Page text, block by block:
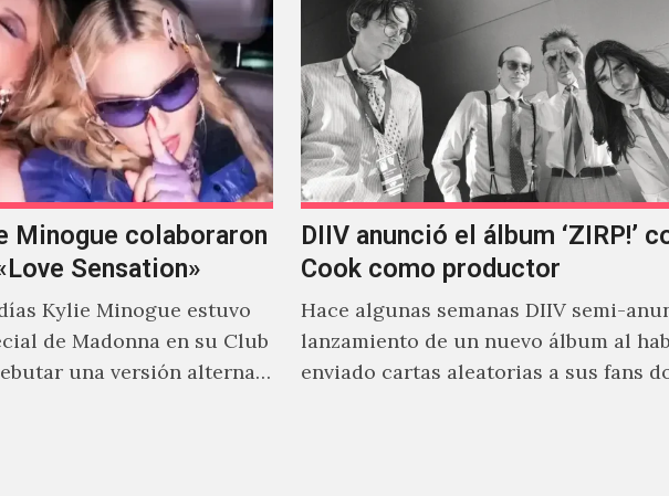
Minogue colaboraron
Sensation»
Kylie Minogue estuvo
de Madonna en su Club
una versión alterna
DIIV anunció el álbum ‘ZIRP!’
Cook como productor
Hace algunas semanas DIIV semi-
lanzamiento de un nuevo álbum al
enviado cartas aleatorias a sus fans